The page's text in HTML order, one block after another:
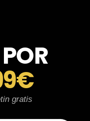
rápida, embalaje
contentísima. Sin duda
gratis